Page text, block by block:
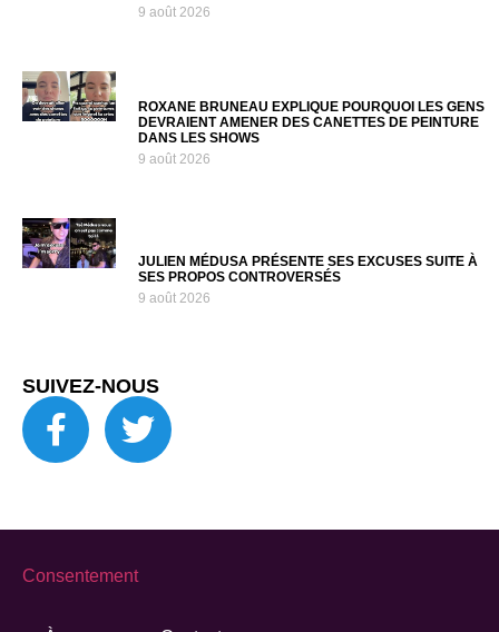
9 août 2026
ROXANE BRUNEAU EXPLIQUE POURQUOI LES GENS
DEVRAIENT AMENER DES CANETTES DE PEINTURE
DANS LES SHOWS
9 août 2026
JULIEN MÉDUSA PRÉSENTE SES EXCUSES SUITE À
SES PROPOS CONTROVERSÉS
9 août 2026
SUIVEZ-NOUS
Consentement